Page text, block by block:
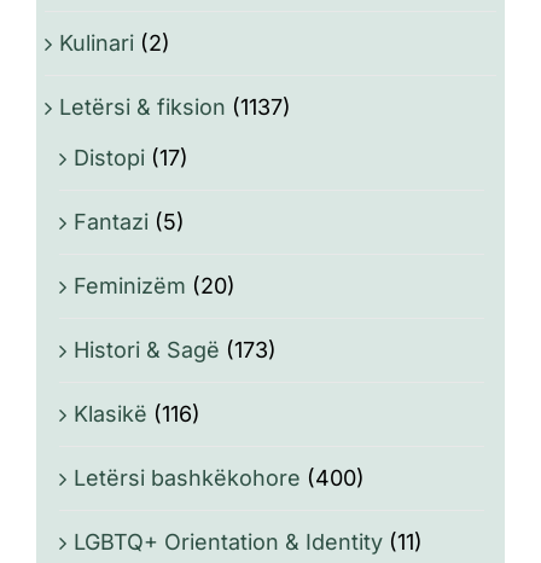
Kulinari (2)
Letërsi & fiksion (1137)
Distopi (17)
Fantazi (5)
Feminizëm (20)
Histori & Sagë (173)
Klasikë (116)
Letërsi bashkëkohore (400)
LGBTQ+ Orientation & Identity (11)